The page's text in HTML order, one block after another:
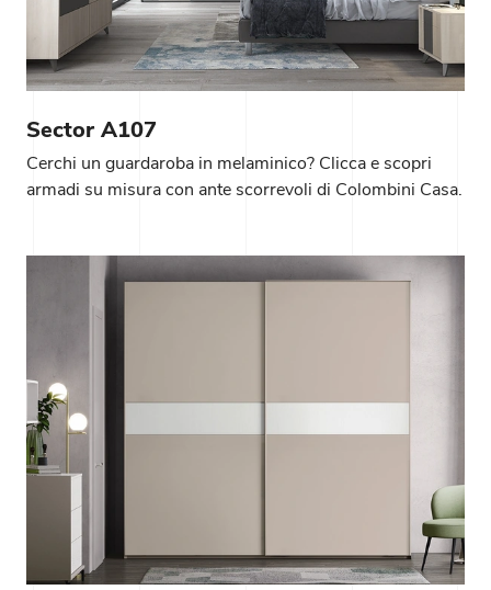
Sector A107
Cerchi un guardaroba in melaminico? Clicca e scopri
armadi su misura con ante scorrevoli di Colombini Casa.